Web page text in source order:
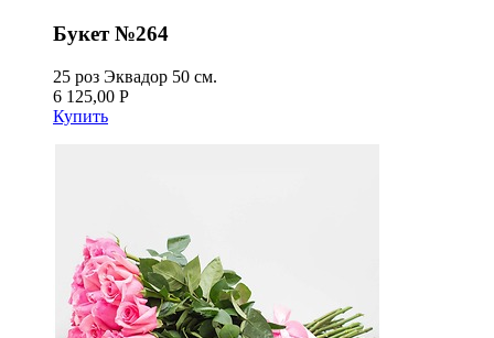
Букет №264
25 роз Эквадор 50 см.
6 125,00 Р
Купить